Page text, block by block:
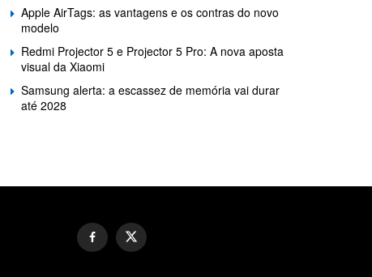
Apple AirTags: as vantagens e os contras do novo
modelo
Redmi Projector 5 e Projector 5 Pro: A nova aposta
visual da Xiaomi
Samsung alerta: a escassez de memória vai durar
até 2028